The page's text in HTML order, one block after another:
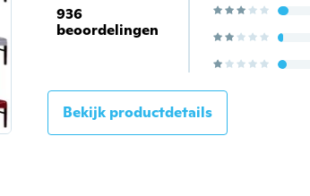
936
beoordelingen
Bekijk productdetails